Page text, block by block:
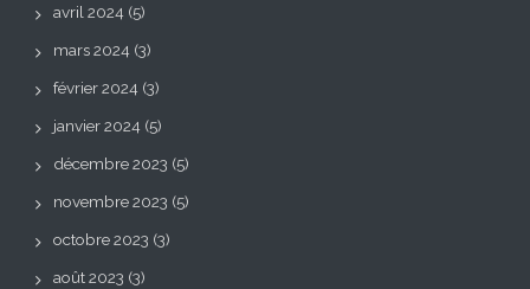
avril 2024 (5)
mars 2024 (3)
février 2024 (3)
janvier 2024 (5)
décembre 2023 (5)
novembre 2023 (5)
octobre 2023 (3)
août 2023 (3)